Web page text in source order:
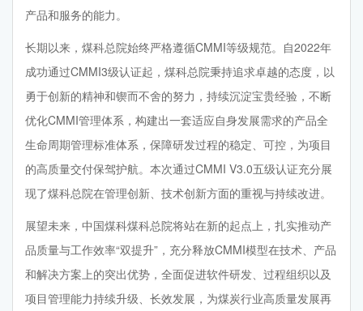
产品和服务的能力。
长期以来，煤科总院始终严格遵循CMMI等级规范。自2022年
成功通过CMMI3级认证起，煤科总院秉持追求卓越的态度，以
勇于创新的精神和锲而不舍的努力，持续沉淀宝贵经验，不断
优化CMMI管理体系，构建出一套适应自身发展需求的产品全
生命周期管理标准体系，保障研发过程的稳定、可控，为项目
的高质量交付保驾护航。本次通过CMMI V3.0五级认证充分展
现了煤科总院在管理创新、技术创新方面的重视与持续改进。
展望未来，中国煤科煤科总院将站在新的起点上，扎实推动产
品质量与工作效率“双提升”，充分释放CMMI模型在技术、产品
和解决方案上的突出优势，全面促进软件研发、过程组织以及
项目管理能力持续升级、长效发展，为煤炭行业高质量发展再